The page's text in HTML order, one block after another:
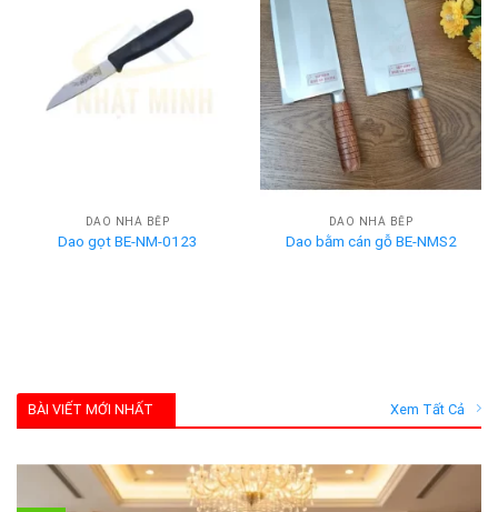
DAO NHÀ BẾP
Dao gọt BE-NM-0123
DAO NHÀ BẾP
Dao bằm cán gỗ BE-NMS2
BÀI VIẾT MỚI NHẤT Xem Tất Cả